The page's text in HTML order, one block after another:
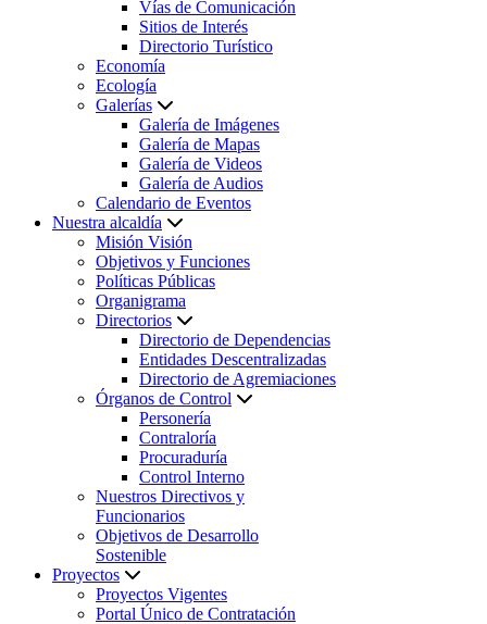
Vías de Comunicación
Sitios de Interés
Directorio Turístico
Economía
Ecología
Galerías
Galería de Imágenes
Galería de Mapas
Galería de Videos
Galería de Audios
Calendario de Eventos
Nuestra alcaldía
Misión Visión
Objetivos y Funciones
Políticas Públicas
Organigrama
Directorios
Directorio de Dependencias
Entidades Descentralizadas
Directorio de Agremiaciones
Órganos de Control
Personería
Contraloría
Procuraduría
Control Interno
Nuestros Directivos y
Funcionarios
Objetivos de Desarrollo
Sostenible
Proyectos
Proyectos Vigentes
Portal Único de Contratación